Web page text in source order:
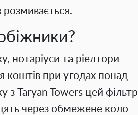
нотаріуси та ріелтори
коштів при угодах понад
з Taryan Towers цей фільтр
через обмежене коло